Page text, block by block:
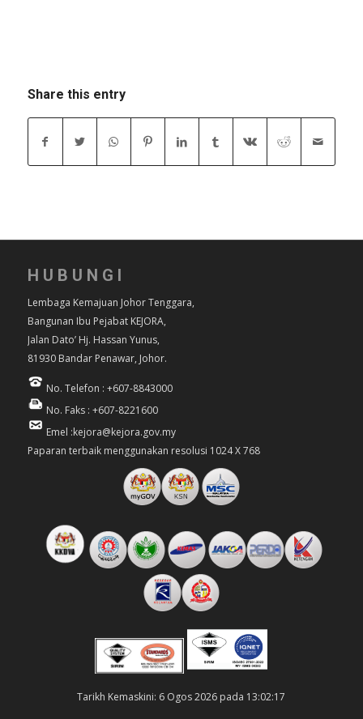
Share this entry
HUBUNGI
Lembaga Kemajuan Johor Tenggara,
Bangunan Ibu Pejabat KEJORA,
Jalan Dato’ Hj. Hassan Yunus,
81930 Bandar Penawar, Johor.
No. Telefon : +607-8843000
No. Faks : +607-8221600
Emel :kejora@kejora.gov.my
Paparan terbaik menggunakan resolusi 1024 X 768
Tarikh Kemaskini: 6 Ogos 2026 pada 13:02:17